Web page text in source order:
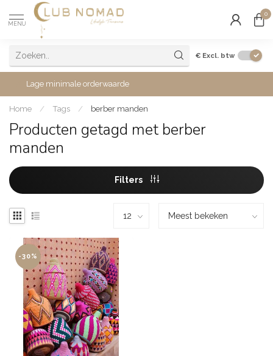
MENU
0
€ Excl. btw
Lage minimale orderwaarde
Home / Tags / berber manden
Producten getagd met berber
manden
Filters
-30%